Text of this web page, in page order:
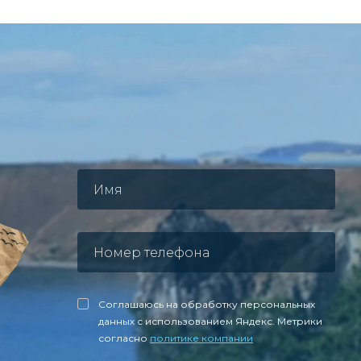
Соглашаюсь на обработку персональных
данных с использованием Яндекс. Метрики
согласно политике компании